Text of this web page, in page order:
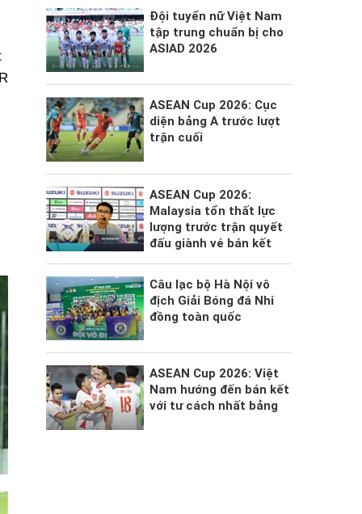
Đội tuyển nữ Việt Nam
tập trung chuẩn bị cho
ASIAD 2026
ASEAN Cup 2026: Cục
diện bảng A trước lượt
trận cuối
ASEAN Cup 2026:
Malaysia tổn thất lực
lượng trước trận quyết
đấu giành vé bán kết
Câu lạc bộ Hà Nội vô
địch Giải Bóng đá Nhi
đồng toàn quốc
ASEAN Cup 2026: Việt
Nam hướng đến bán kết
với tư cách nhất bảng